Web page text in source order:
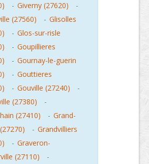
- Giverny (27620)
-
(27560)
- Glisolles
- Glos-sur-risle
- Goupillieres
- Gournay-le-guerin
- Gouttieres
- Gouville (27240)
-
(27380)
-
(27410)
- Grand-
- Grandvilliers
- Graveron-
(27110)
-